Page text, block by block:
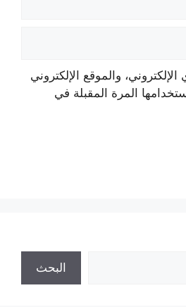
والموقع الإلكتروني
المرة المقبلة في
البحث